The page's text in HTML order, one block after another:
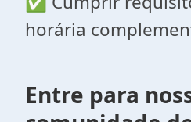
horária
Entre para